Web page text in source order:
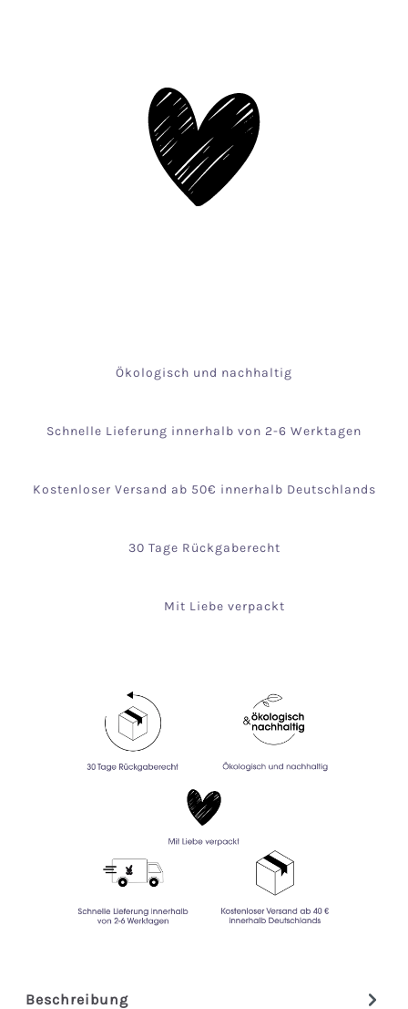
Ökologisch und nachhaltig
Schnelle Lieferung innerhalb von 2-6 Werktagen
Kostenloser Versand ab 50€ innerhalb Deutschlands
30 Tage Rückgaberecht
Mit Liebe verpackt
Beschreibung